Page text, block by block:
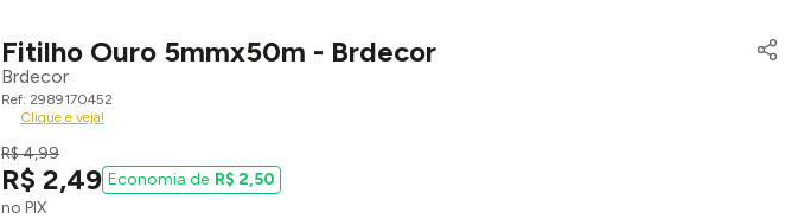
Fitilho Ouro 5mmx50m - Brdecor
Brdecor
2989170452
Clique e veja!
R$4,99
R$ 2,49
no PIX
R$ 2,50